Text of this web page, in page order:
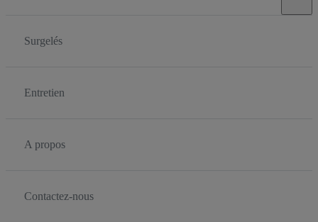
Surgelés
Entretien
A propos
Contactez-nous